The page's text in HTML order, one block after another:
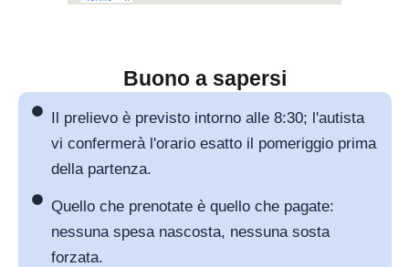
Buono a sapersi
Il prelievo è previsto intorno alle 8:30; l'autista
vi confermerà l'orario esatto il pomeriggio prima
della partenza.
Quello che prenotate è quello che pagate:
nessuna spesa nascosta, nessuna sosta
forzata.